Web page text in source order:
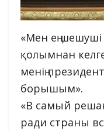
«Мен ең шешуші
қолымнан
менің
борышым».
«В самый
ради страны